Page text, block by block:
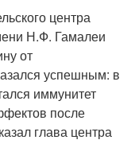
центра
Н.Ф. Гамалеи
от
успешным: в
иммунитет
после
глава центра